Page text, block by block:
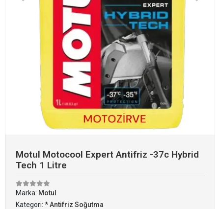
Motul Motocool Expert Antifriz -37c Hybrid
Tech 1 Litre
Marka: Motul
Kategori: * Antifriz Soğutma